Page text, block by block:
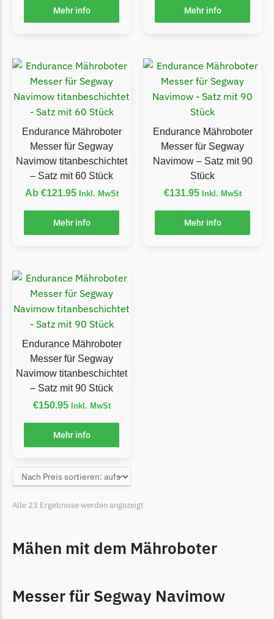
Texas Messer
Begrenzungsdraht
Wiper Messer
Begrenzungsdraht
WOLF-Garten
Wolf-Garten Messer
Begrenzungsdraht
Yardforce
Yardforce Messer
Zoef Robot
Mehr info Mehr info
Endurance Mähroboter
Messer für Segway
Navimow titanbeschichtet
– Satz mit 60 Stück
Ab €121.95 Inkl. MwSt
Mehr info
Endurance Mähroboter
Messer für Segway
Navimow – Satz mit 90
Stück
€131.95 Inkl. MwSt
Mehr info
Endurance Mähroboter
Messer für Segway
Navimow titanbeschichtet
– Satz mit 90 Stück
€150.95 Inkl. MwSt
Mehr info
Alle 23 Ergebnisse werden angezeigt
Mähen mit dem Mähroboter
Messer für Segway Navimow